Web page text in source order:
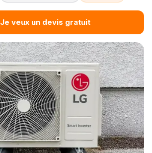
Je veux un devis gratuit